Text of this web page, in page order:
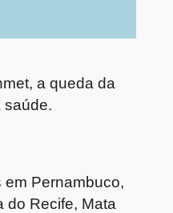
a queda da
saúde.
Pernambuco,
do Recife, Mata